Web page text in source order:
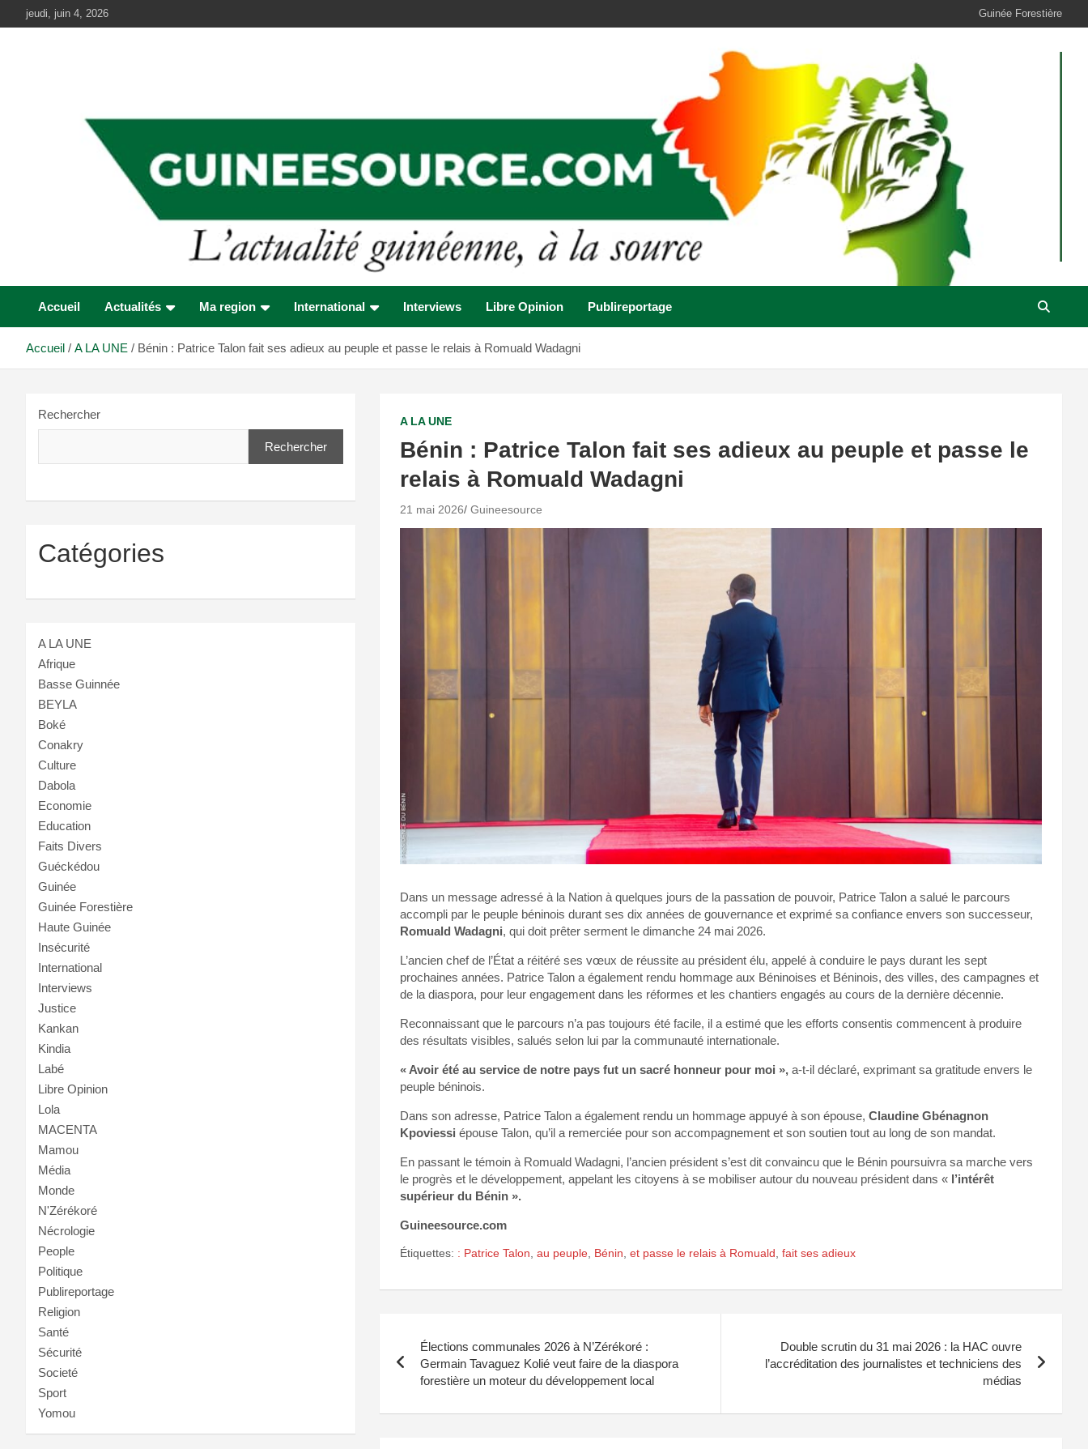
au
jeudi, juin 4, 2026 Guinée Forestière
Accueil Actualités Ma region International Interviews Libre Opinion Publireportage
Accueil A LA UNE Bénin : Patrice Talon fait ses adieux au peuple et passe le relais à Romuald Wadagni
A LA UNE
Bénin : Patrice Talon fait ses adieux au peuple et passe le
relais à Romuald Wadagni
21 mai 2026 Guineesource
Dans un message adressé à la Nation à quelques jours de la passation de pouvoir, Patrice Talon a salué le parcours
accompli par le peuple béninois durant ses dix années de gouvernance et exprimé sa confiance envers son successeur,
Romuald Wadagni, qui doit prêter serment le dimanche 24 mai 2026.
L’ancien chef de l’État a réitéré ses vœux de réussite au président élu, appelé à conduire le pays durant les sept
prochaines années. Patrice Talon a également rendu hommage aux Béninoises et Béninois, des villes, des campagnes et
de la diaspora, pour leur engagement dans les réformes et les chantiers engagés au cours de la dernière décennie.
Reconnaissant que le parcours n’a pas toujours été facile, il a estimé que les efforts consentis commencent à produire
des résultats visibles, salués selon lui par la communauté internationale.
« Avoir été au service de notre pays fut un sacré honneur pour moi », a-t-il déclaré, exprimant sa gratitude envers le
peuple béninois.
Dans son adresse, Patrice Talon a également rendu un hommage appuyé à son épouse, Claudine Gbénagnon
Kpoviessi épouse Talon, qu’il a remerciée pour son accompagnement et son soutien tout au long de son mandat.
En passant le témoin à Romuald Wadagni, l’ancien président s’est dit convaincu que le Bénin poursuivra sa marche vers
le progrès et le développement, appelant les citoyens à se mobiliser autour du nouveau président dans « l’intérêt
supérieur du Bénin ».
Guineesource.com
Étiquettes: : Patrice Talon au peuple, Bénin et passe le relais à Romuald fait ses adieux
de
Élections communales 2026 à N’Zérékoré :
Germain Tavaguez Kolié veut faire de la diaspora
forestière un moteur du développement local
Double scrutin du 31 mai 2026 : la HAC ouvre
l’accréditation des journalistes et techniciens des
médias
Rechercher
Rechercher
Catégories
A LA UNE
Afrique
Basse Guinnée
BEYLA
Boké
Conakry
Culture
Dabola
Economie
Education
Faits Divers
Guéckédou
Guinée
Guinée Forestière
Haute Guinée
Insécurité
International
Interviews
Justice
Kankan
Kindia
Labé
Libre Opinion
Lola
MACENTA
Mamou
Média
Monde
N'Zérékoré
Nécrologie
People
Politique
Publireportage
Religion
Santé
Sécurité
Societé
Sport
Yomou